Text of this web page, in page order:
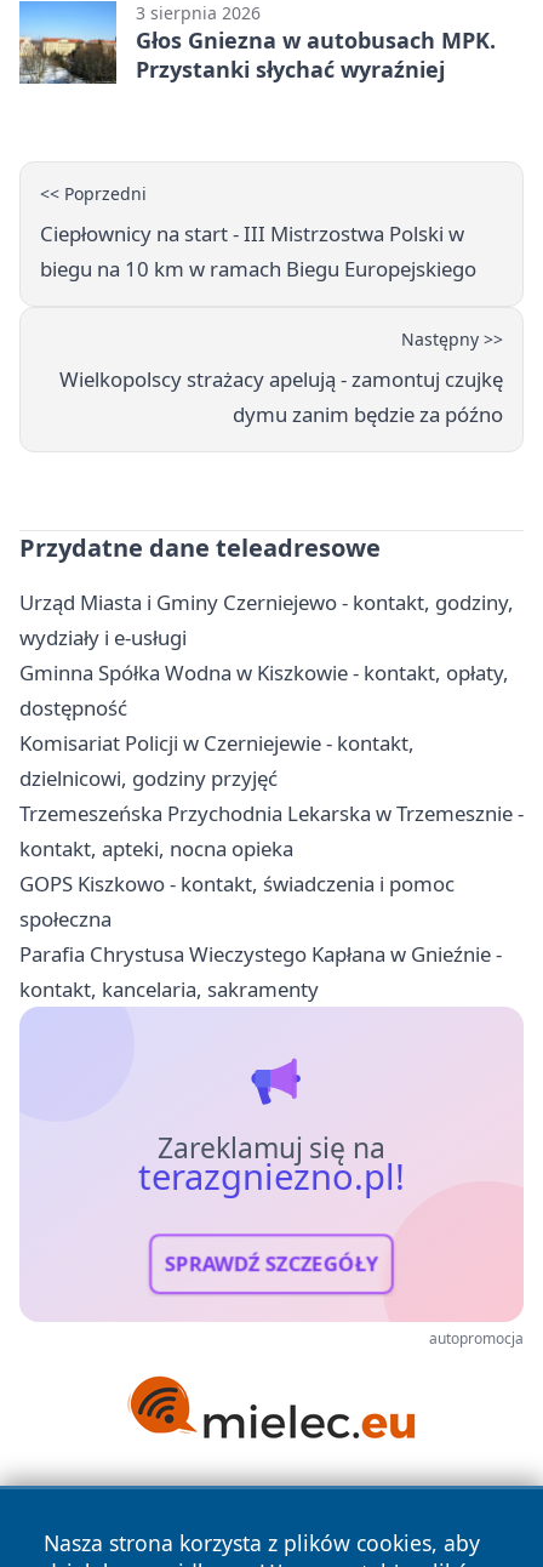
3 sierpnia 2026
Głos Gniezna w autobusach MPK.
Przystanki słychać wyraźniej
<< Poprzedni
Ciepłownicy na start - III Mistrzostwa Polski w
biegu na 10 km w ramach Biegu Europejskiego
Następny >>
Wielkopolscy strażacy apelują - zamontuj czujkę
dymu zanim będzie za późno
Przydatne dane teleadresowe
Urząd Miasta i Gminy Czerniejewo - kontakt, godziny,
wydziały i e-usługi
Gminna Spółka Wodna w Kiszkowie - kontakt, opłaty,
dostępność
Komisariat Policji w Czerniejewie - kontakt,
dzielnicowi, godziny przyjęć
Trzemeszeńska Przychodnia Lekarska w Trzemesznie -
kontakt, apteki, nocna opieka
GOPS Kiszkowo - kontakt, świadczenia i pomoc
społeczna
Parafia Chrystusa Wieczystego Kapłana w Gnieźnie -
kontakt, kancelaria, sakramenty
Zareklamuj się na
terazgniezno.pl!
SPRAWDŹ SZCZEGÓŁY
autopromocja
Nasza strona korzysta z plików cookies, aby